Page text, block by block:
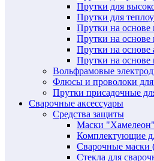
Прутки для
Прутки для
Прутки на
Прутки на основе
Прутки на
Прутки на основе
Вольфрамовые
Флюсы и проволоки
Прутки присадочные
Сварочные аксессуары
Средства защиты
Маски "Хамелеон"
Комплектующие
Сварочные маски
Стекла для